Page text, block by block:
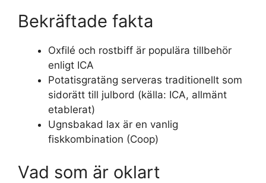
Bekräftade fakta
Oxfilé och rostbiff är populära tillbehör
enligt ICA
Potatisgratäng serveras traditionellt som
sidorätt till julbord (källa: ICA, allmänt
etablerat)
Ugnsbakad lax är en vanlig
fiskkombination (Coop)
Vad som är oklart